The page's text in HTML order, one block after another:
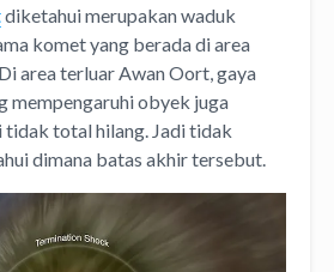
diketahui merupakan waduk
komet yang berada di area
area terluar Awan Oort, gaya
mempengaruhi obyek juga
tidak total hilang. Jadi tidak
dimana batas akhir tersebut.